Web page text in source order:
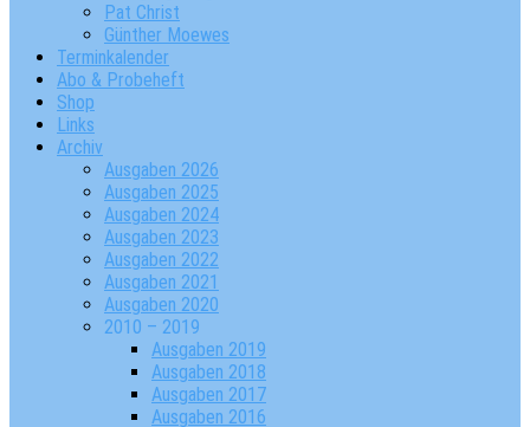
Pat Christ
Günther Moewes
Terminkalender
Abo & Probeheft
Shop
Links
Archiv
Ausgaben 2026
Ausgaben 2025
Ausgaben 2024
Ausgaben 2023
Ausgaben 2022
Ausgaben 2021
Ausgaben 2020
2010 – 2019
Ausgaben 2019
Ausgaben 2018
Ausgaben 2017
Ausgaben 2016